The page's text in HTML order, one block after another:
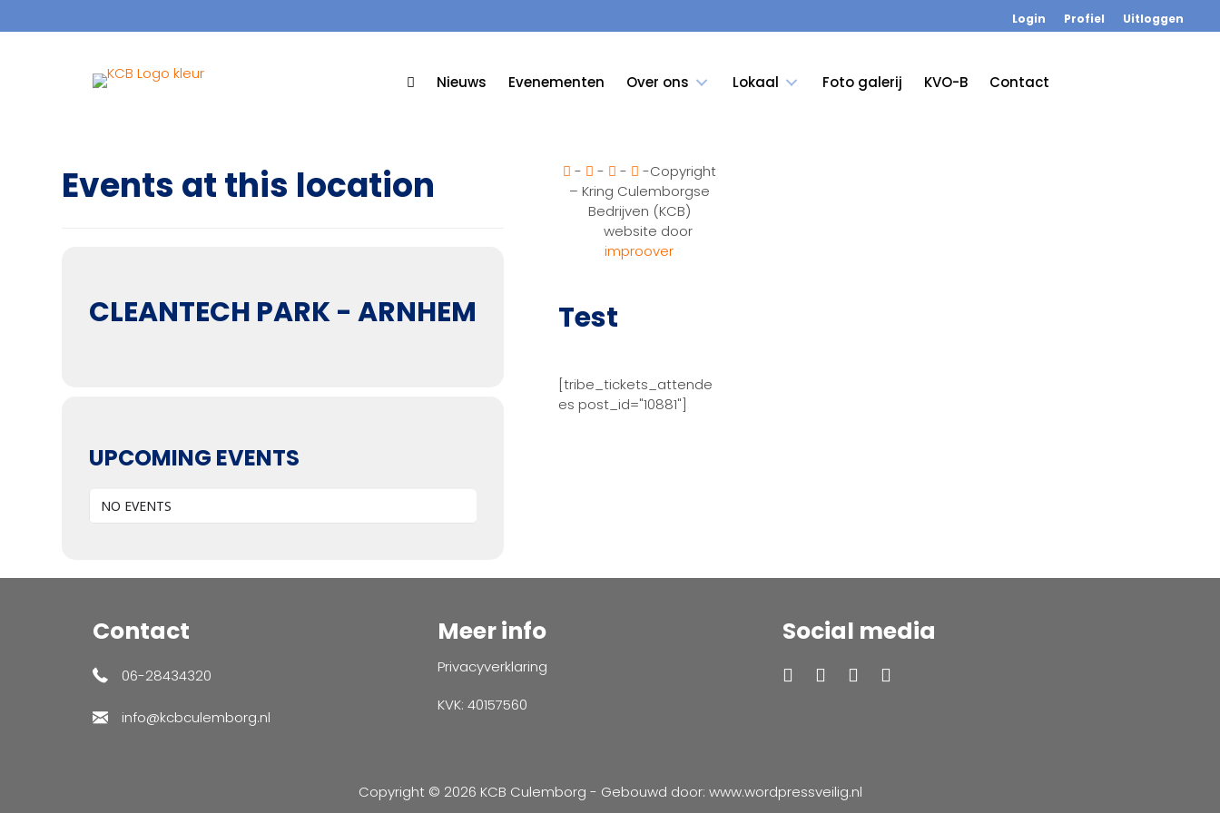
Login Profiel Uitloggen
Nieuws Evenementen Over ons Lokaal Foto galerij KVO-B Contact
Events at this location
CLEANTECH PARK - ARNHEM
UPCOMING EVENTS
NO EVENTS
- - -
-Copyright
– Kring Culemborgse
Bedrijven (KCB)
website door
improover
Test
[tribe_tickets_attende
es post_id="10881"]
Contact
06-28434320
info@kcbculemborg.nl
Meer info
Privacyverklaring
KVK: 40157560
Social media
Copyright © 2026 KCB Culemborg - Gebouwd door: www.wordpressveilig.nl